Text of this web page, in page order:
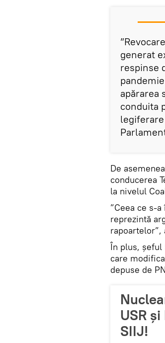
generat
respinse
apărarea
conduita
De
conducerea
la nivelul
”Ceea ce s-
reprezintă
rapoartelor”,
În plus,
care
depuse de
USR
SIIJ!